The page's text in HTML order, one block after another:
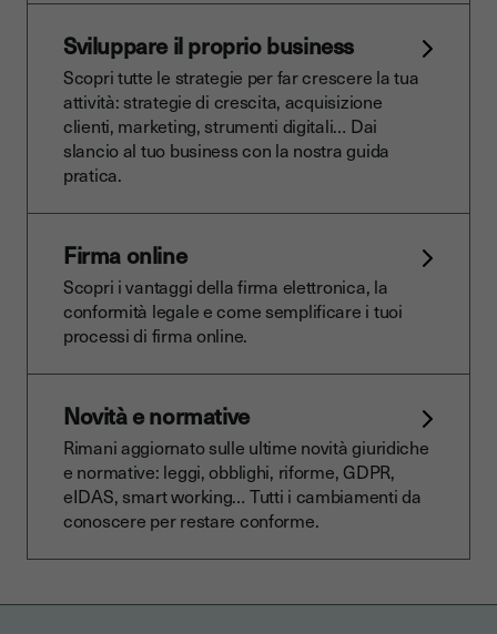
Sviluppare il proprio business
Scopri tutte le strategie per far crescere la tua
attività: strategie di crescita, acquisizione
clienti, marketing, strumenti digitali… Dai
slancio al tuo business con la nostra guida
pratica.
Firma online
Scopri i vantaggi della firma elettronica, la
conformità legale e come semplificare i tuoi
processi di firma online.
Novità e normative
Rimani aggiornato sulle ultime novità giuridiche
e normative: leggi, obblighi, riforme, GDPR,
eIDAS, smart working… Tutti i cambiamenti da
conoscere per restare conforme.